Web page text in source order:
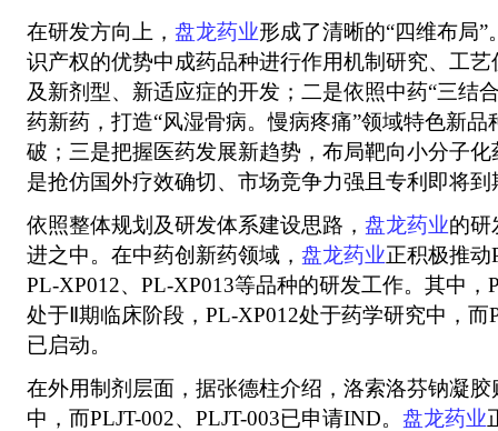
在研发方向上， 盘龙药业形成了清晰的“四维布局
识产权的优势中成药品种进行作用机制研究、工
及新剂型、新适应症的开发；二是依照中药“三结
药新药，打造“风湿骨病。慢病疼痛”领域特色新
破；三是把握医药发展新趋势，布局靶向小分子
是抢仿国外疗效确切、市场竞争力强且专利即将
依照整体规划及研发体系建设思路， 盘龙药业的研
进之中。在中药创新药领域， 盘龙药业正积极推动
PL-XP012、PL-XP013等品种的研发工作。其中，
处于Ⅱ期临床阶段，PL-XP012处于药学研究中，而
已启动。
在外用制剂层面，据张德柱介绍，洛索洛芬钠凝胶
中，而PLJT-002、PLJT-003已申请IND。 盘龙药业